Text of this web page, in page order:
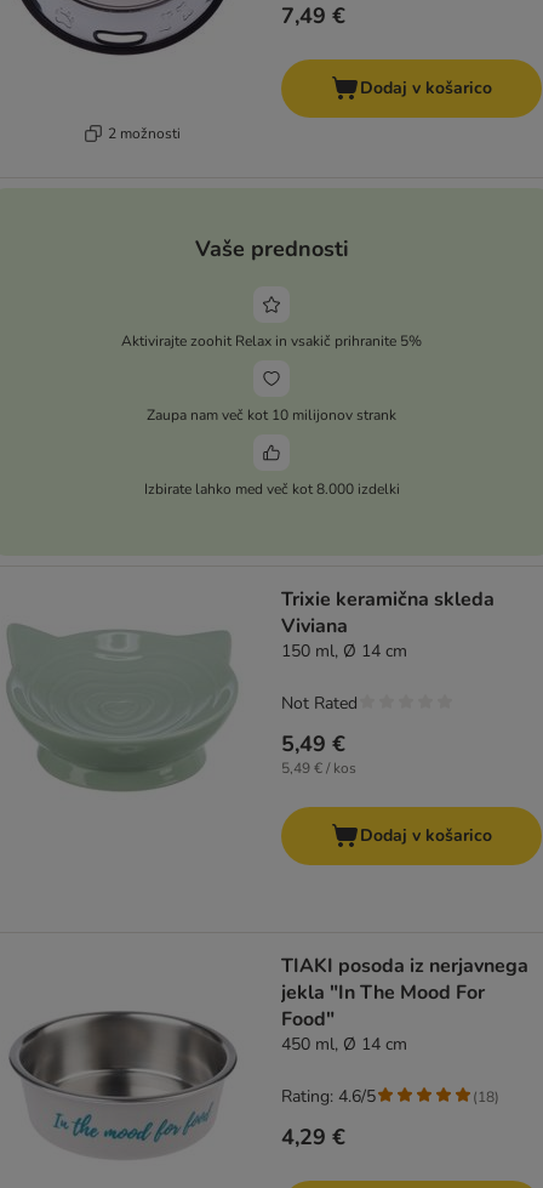
2 možnosti
7,49 €
Dodaj v košarico
Vaše prednosti
Aktivirajte zoohit Relax in vsakič prihranite 5%
Zaupa nam več kot 10 milijonov strank
Izbirate lahko med več kot 8.000 izdelki
Trixie keramična skleda
Viviana
150 ml, Ø 14 cm
5,49 €
5,49 € / kos
Not Rated
Dodaj v košarico
TIAKI posoda iz nerjavnega
jekla "In The Mood For
Food"
450 ml, Ø 14 cm
4,29 €
Rating: 4.6/5 (18)